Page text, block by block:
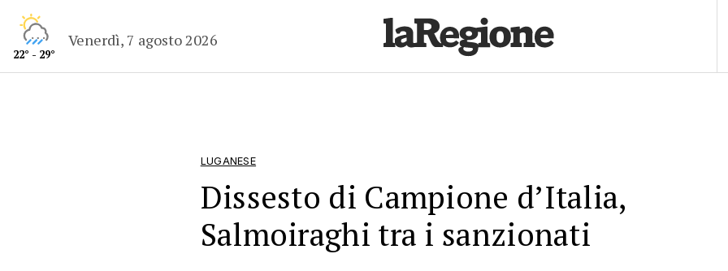
22° - 29°
Venerdì, 7 agosto 2026
LUGANESE
Dissesto di Campione d’Italia,
Salmoiraghi tra i sanzionati